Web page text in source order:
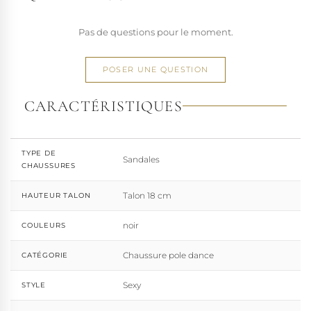
Pas de questions pour le moment.
POSER UNE QUESTION
CARACTÉRISTIQUES
TYPE DE
CHAUSSURES
Sandales
HAUTEUR TALON Talon 18 cm
COULEURS noir
CATÉGORIE Chaussure pole dance
STYLE Sexy